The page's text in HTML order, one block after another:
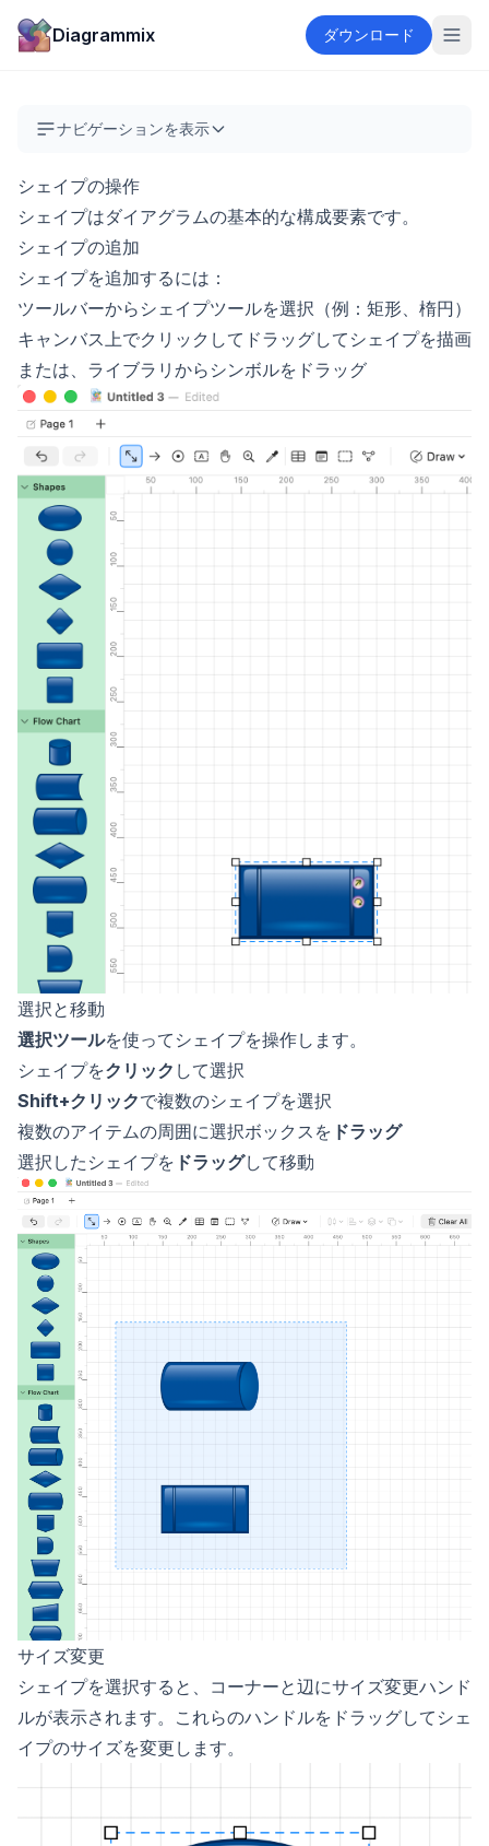
Diagrammix ダウンロード
ナビゲーションを表示
シェイプの操作
シェイプはダイアグラムの基本的な構成要素です。
シェイプの追加
シェイプを追加するには：
ツールバーからシェイプツールを選択（例：矩形、楕円）
キャンバス上でクリックしてドラッグしてシェイプを描画
または、ライブラリからシンボルをドラッグ
選択と移動
選択ツールを使ってシェイプを操作します。
シェイプをクリック して選択
Shift+クリックで複数のシェイプを選択
複数のアイテムの周囲に選択ボックスを ドラッグ
選択したシェイプを ドラッグして移動
サイズ変更
シェイプを選択すると、コーナーと辺にサイズ変更ハンド
ルが表示されます。これらのハンドルをドラッグしてシェ
イプのサイズを変更します。